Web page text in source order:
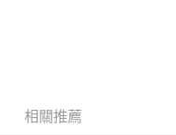
相關推薦